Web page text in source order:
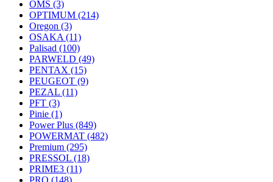
OMS (3)
OPTIMUM (214)
Oregon (3)
OSAKA (11)
Palisad (100)
PARWELD (49)
PENTAX (15)
PEUGEOT (9)
PEZAL (11)
PFT (3)
Pinie (1)
Power Plus (849)
POWERMAT (482)
Premium (295)
PRESSOL (18)
PRIME3 (11)
PRO (148)